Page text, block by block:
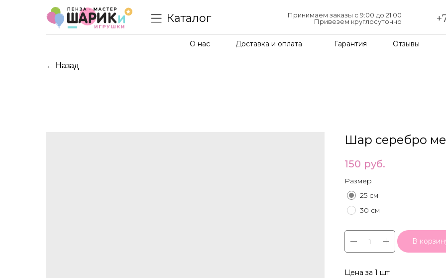
Принимаем заказы с 9:00 до 21:00
Привезем круглосуточно
Каталог
Доставка и оплата Гарантия Отзывы
О нас
← Назад
Шар серебро
150 руб.
Размер
25 см
30 см
В
Цена за 1 шт